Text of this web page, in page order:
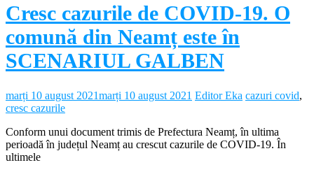
Cresc cazurile de COVID-19. O
comună din Neamț este în
SCENARIUL GALBEN
marți 10 august 2021marți 10 august 2021 Editor Eka cazuri covid,
cresc cazurile
Conform unui document trimis de Prefectura Neamț, în ultima
perioadă în județul Neamț au crescut cazurile de COVID-19. În
ultimele